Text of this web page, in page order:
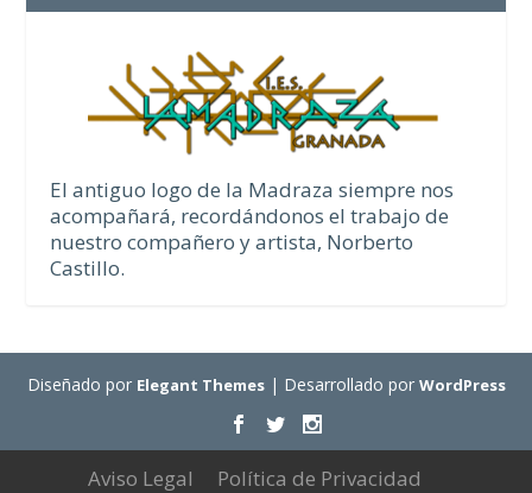
El antiguo logo de la Madraza siempre nos
acompañará, recordándonos el trabajo de
nuestro compañero y artista, Norberto
Castillo.
Diseñado por Elegant Themes| Desarrollado por WordPress
Aviso Legal Política de Privacidad